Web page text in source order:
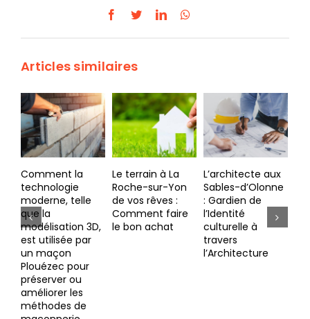
Facebook
TwitterLinkedIn
Articles similaires
Le terrain à La
Roche-sur-Yon
de vos rêves :
Comment faire
le bon achat
L’architecte aux
Sables-d’Olonne
: Gardien de
l’Identité
culturelle à
Tendances
émergentes
dans le secteur
immobilier